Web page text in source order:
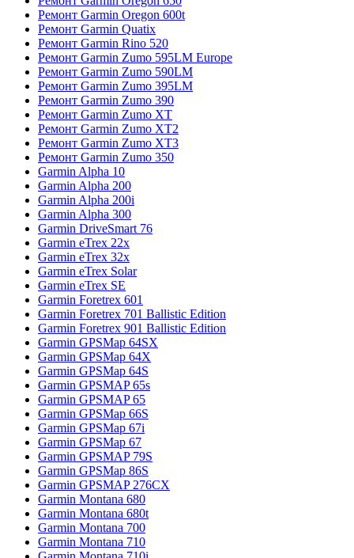
Ремонт Garmin Oregon 600t
Ремонт Garmin Quatix
Ремонт Garmin Rino 520
Ремонт Garmin Zumo 595LM Europe
Ремонт Garmin Zumo 590LM
Ремонт Garmin Zumo 395LM
Ремонт Garmin Zumo 390
Ремонт Garmin Zumo XT
Ремонт Garmin Zumo XT2
Ремонт Garmin Zumo XT3
Ремонт Garmin Zumo 350
Garmin Alpha 10
Garmin Alpha 200
Garmin Alpha 200i
Garmin Alpha 300
Garmin DriveSmart 76
Garmin eTrex 22x
Garmin eTrex 32x
Garmin eTrex Solar
Garmin eTrex SE
Garmin Foretrex 601
Garmin Foretrex 701 Ballistic Edition
Garmin Foretrex 901 Ballistic Edition
Garmin GPSMap 64SX
Garmin GPSMap 64X
Garmin GPSMap 64S
Garmin GPSMAP 65s
Garmin GPSMAP 65
Garmin GPSMap 66S
Garmin GPSMap 67i
Garmin GPSMap 67
Garmin GPSMAP 79S
Garmin GPSMap 86S
Garmin GPSMAP 276CX
Garmin Montana 680
Garmin Montana 680t
Garmin Montana 700
Garmin Montana 710